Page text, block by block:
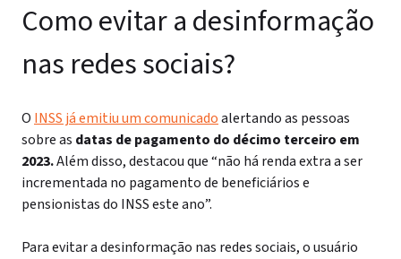
Como evitar a desinformação
nas redes sociais?
O INSS já emitiu um comunicadoalertando as pessoas
sobre as datas de pagamento do décimo terceiro em
2023.Além disso, destacou que “não há renda extra a ser
incrementada no pagamento de beneficiários e
pensionistas do INSS este ano”.
Para evitar a desinformação nas redes sociais, o usuário